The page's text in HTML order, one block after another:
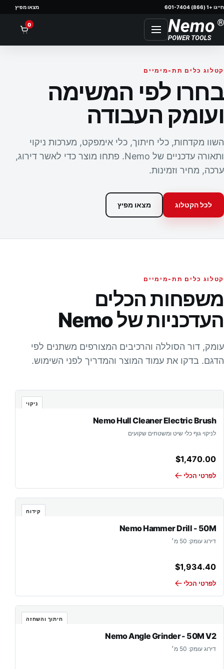
חייגו +1 (866) 601-7404 מצאו מפיץ
0
קטלוג כלים תת-מימיים
בחרו לפי המשימה
ועומק העבודה
השוו מקדחות, כלי חיתוך, כלי אימפקט, מערכות ניקוי
ותאורה עדכניים של Nemo. פתחו מוצר כדי לאשר דירוג,
ערכה, מחיר וזמינות.
לכל הקטלוג מצאו מפיץ
קטלוג כלים תת-מימיים
משפחות הכלים
העדכניות של Nemo
עומק, דור הסוללה והרכיבים המצורפים משתנים לפי
הדגם. בדקו את עמוד המוצר והמדריך לפני השימוש.
ניקוי
Nemo Hull Cleaner Electric Brush
לניקוי גוף כלי שיט ומשטחים שקועים
$1,470.00
לפרטי הכלי
קידוח
Nemo Hammer Drill - 50M
דירוג עומק: 50 מ׳
$1,934.40
לפרטי הכלי
חיתוך והשחזה
Nemo Angle Grinder - 50M V2
דירוג עומק: 50 מ׳